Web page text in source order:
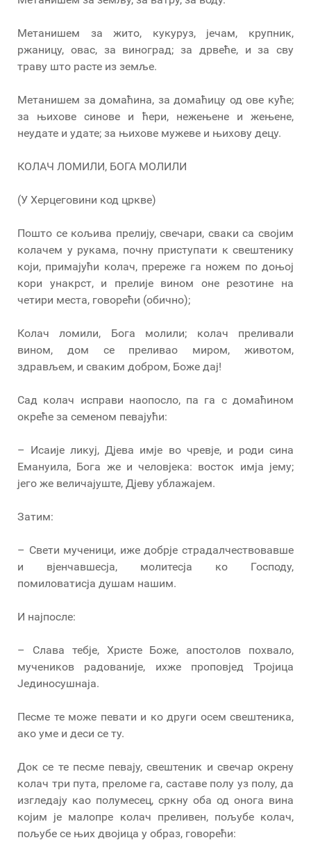
Метанишем за жито, кукуруз, јечам, крупник,
ржаницу, овас, за виноград; за дрвеће, и за сву
траву што расте из земље.
Метанишем за домаћина, за домаћицу од ове куће;
за њихове синове и ћери, нежењене и жењене,
неудате и удате; за њихове мужеве и њихову децу.
КОЛАЧ ЛОМИЛИ, БОГА МОЛИЛИ
(У Херцеговини код цркве)
Пошто се кољива прелију, свечари, сваки са својим
колачем у рукама, почну приступати к свештенику
који, примајући колач, пререже га ножем по доњој
кори унакрст, и прелије вином оне резотине на
четири места, говорећи (обично);
Колач ломили, Бога молили; колач преливали
вином, дом се преливао миром, животом,
здрављем, и сваким добром, Боже дај!
Сад колач исправи наопосло, па га с домаћином
окреће за семеном певајући:
– Исаије ликуј, Дјева имје во чревје, и роди сина
Емануила, Бога же и человјека: восток имја јему;
јего же величајуште, Дјеву ублажајем.
Затим:
– Свети мученици, иже добрје страдалчествовавше
и вјенчавшесја, молитесја ко Господу,
помиловатисја душам нашим.
И најпосле:
– Слава тебје, Христе Боже, апостолов похвало,
мучеников радованије, ихже проповјед Тројица
Јединосушнаја.
Песме те може певати и ко други осем свештеника,
ако уме и деси се ту.
Док се те песме певају, свештеник и свечар окрену
колач три пута, преломе га, саставе полу уз полу, да
изгледају као полумесец, сркну оба од онога вина
којим је малопре колач преливен, пољубе колач,
пољубе се њих двојица у образ, говорећи: